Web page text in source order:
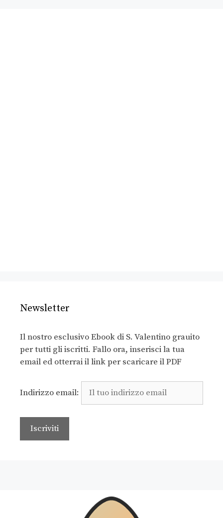
Newsletter
Il nostro esclusivo Ebook di S. Valentino grauito
per tutti gli iscritti. Fallo ora, inserisci la tua
email ed otterrai il link per scaricare il PDF
Indirizzo email: